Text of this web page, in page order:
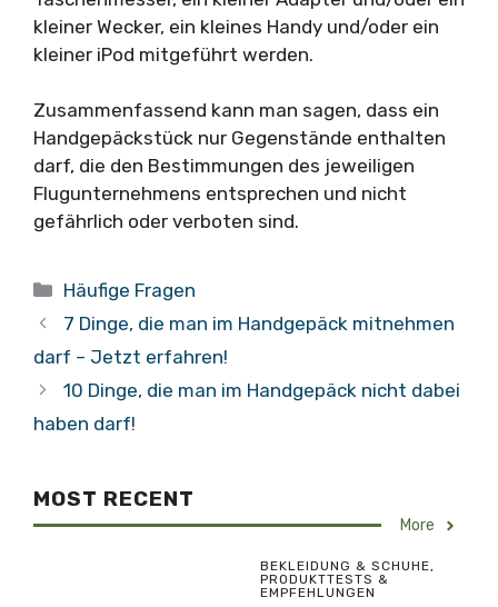
kleiner Wecker, ein kleines Handy und/oder ein
kleiner iPod mitgeführt werden.
Zusammenfassend kann man sagen, dass ein
Handgepäckstück nur Gegenstände enthalten
darf, die den Bestimmungen des jeweiligen
Flugunternehmens entsprechen und nicht
gefährlich oder verboten sind.
Kategorien
Häufige Fragen
7 Dinge, die man im Handgepäck mitnehmen
darf – Jetzt erfahren!
10 Dinge, die man im Handgepäck nicht dabei
haben darf!
MOST RECENT
More
BEKLEIDUNG & SCHUHE,
PRODUKTTESTS &
EMPFEHLUNGEN